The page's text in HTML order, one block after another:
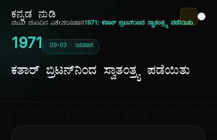
ಕನ್ನಡ ನುಡಿ
ಮುಖ ಪುಟದಿನ ವಿಶೇಷಇತಿಹಾಸ1971: ಕತಾರ್ ಬ್ರಿಟನ್‌ನಿಂದ ಸ್ವಾತಂತ್ರ್ಯ ಪಡೆಯಿತು
1971 09-03 · ಇತಿಹಾಸ
ಕತಾರ್ ಬ್ರಿಟನ್‌ನಿಂದ ಸ್ವಾತಂತ್ರ್ಯ ಪಡೆಯಿತು